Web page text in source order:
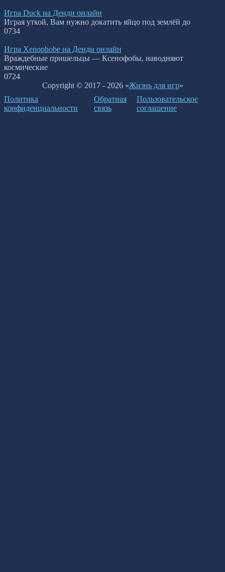
Игра Duck на Денди онлайн
Играя уткой, Вам нужно докатить яйцо под землёй до
0734
Игра Xenophobe на Денди онлайн
Враждебные пришельцы — Ксенофобы, наводняют
космические
0724
Copyright © 2017 - 2026 «Жизнь для игр»
Политика
конфиденциальности
Обратная
связь
Пользовательское
соглашение